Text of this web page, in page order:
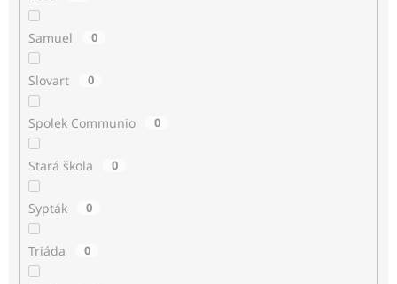
Samuel 0
Slovart 0
Spolek Communio 0
Stará škola 0
Sypták 0
Triáda 0